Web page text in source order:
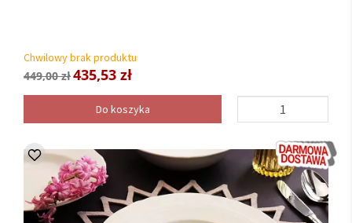
Chwilowy brak produktu
449,00 zł435,53 zł
Do koszyka